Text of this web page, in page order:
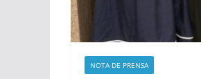
NOTA DE PRENSA